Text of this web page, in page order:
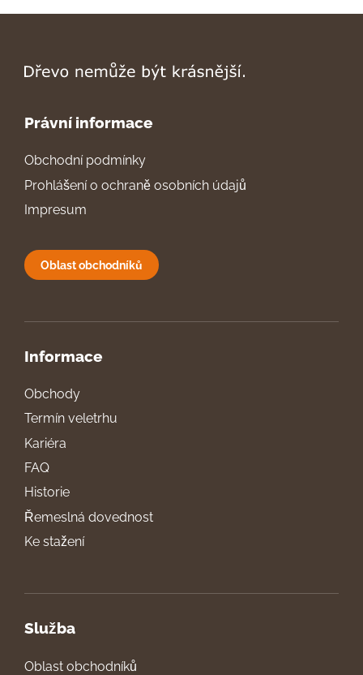
Právní informace
Obchodní podmínky
Prohlášení o ochraně osobních údajů
Impresum
Oblast obchodníků
Informace
Obchody
Termín veletrhu
Kariéra
FAQ
Historie
Řemeslná dovednost
Ke stažení
Služba
Oblast obchodníků